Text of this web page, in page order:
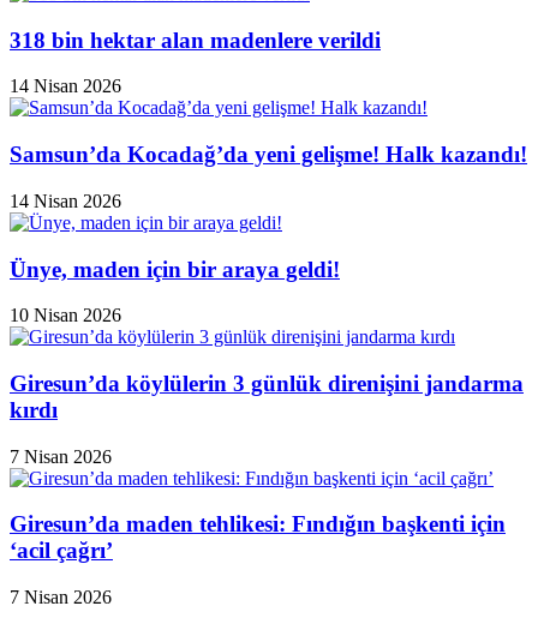
318 bin hektar alan madenlere verildi
14 Nisan 2026
Samsun’da Kocadağ’da yeni gelişme! Halk kazandı!
14 Nisan 2026
Ünye, maden için bir araya geldi!
10 Nisan 2026
Giresun’da köylülerin 3 günlük direnişini jandarma
kırdı
7 Nisan 2026
Giresun’da maden tehlikesi: Fındığın başkenti için
‘acil çağrı’
7 Nisan 2026